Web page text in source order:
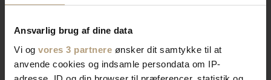
Ansvarlig brug af dine data
Vi og vores 3 partnere ønsker dit samtykke til at
anvende cookies og indsamle persondata om IP-